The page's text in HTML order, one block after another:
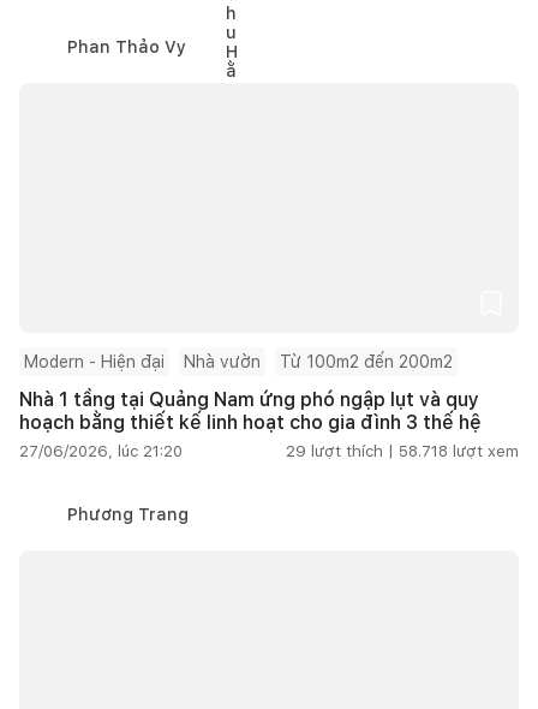
Phan Thảo Vy
Modern - Hiện đại Nhà vườn Từ 100m2 đến 200m2
Nhà 1 tầng tại Quảng Nam ứng phó ngập lụt và quy
hoạch bằng thiết kế linh hoạt cho gia đình 3 thế hệ
27/06/2026, lúc 21:20 29 lượt thích | 58.718 lượt xem
Phương Trang